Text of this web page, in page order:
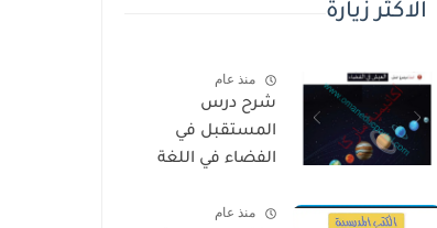
الاكثر زيارة
منذ عام
شرح درس
المستقبل في
الفضاء في اللغة
الخامس الفصل
منذ عام